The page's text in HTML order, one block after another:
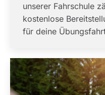
unserer Fahrschule
kostenlose
für deine